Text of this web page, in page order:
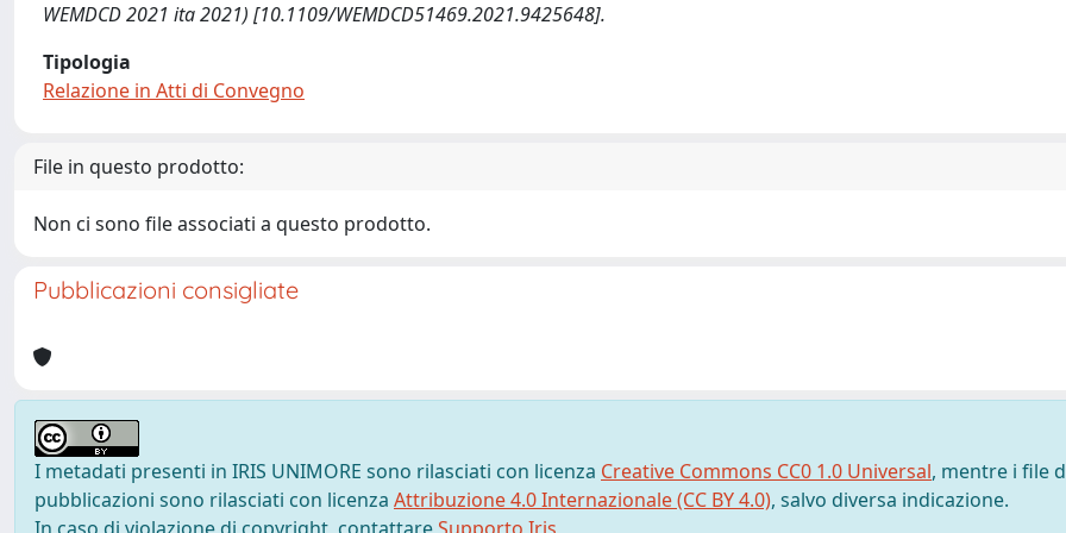
WEMDCD 2021 ita 2021) [10.1109/WEMDCD51469.2021.9425648].
Tipologia
Relazione in Atti di Convegno
File in questo prodotto:
Non ci sono file associati a questo prodotto.
Pubblicazioni consigliate
I metadati presenti in IRIS UNIMORE sono rilasciati con licenza Creative Commons CC0 1.0 Universal, mentre i file
pubblicazioni sono rilasciati con licenza Attribuzione 4.0 Internazionale (CC BY 4.0), salvo diversa indicazione.